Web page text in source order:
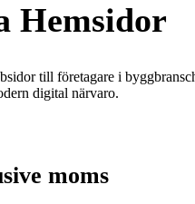
Hemsidor
till företagare i
digital närvaro.
moms